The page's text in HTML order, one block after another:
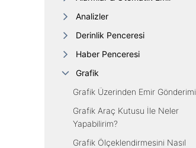
Analizler
Derinlik Penceresi
Haber Penceresi
Grafik
Grafik Üzerinden Emir Gönderimi
Grafik Araç Kutusu İle Neler
Yapabilirim?
Grafik Ölçeklendirmesini Nasıl